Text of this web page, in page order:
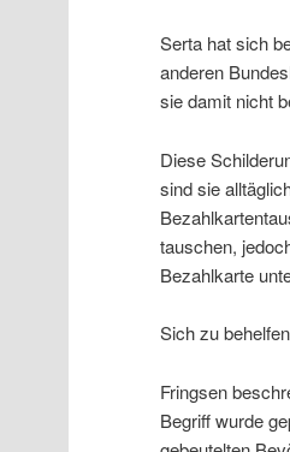
Serta hat sich
anderen
sie damit nicht
Diese
sind sie
tauschen,
Bezahlkarte
Sich zu
Fringsen
Begriff wurde